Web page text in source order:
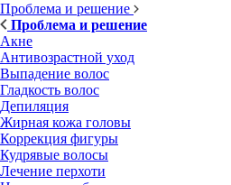
Проблема и решение
Проблема и решение
Акне
Антивозрастной уход
Выпадение волос
Гладкость волос
Депиляция
Жирная кожа головы
Коррекция фигуры
Кудрявые волосы
Лечение перхоти